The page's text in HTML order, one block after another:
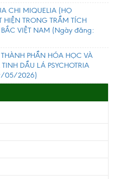
CHI MIQUELIA (HỌ
TRONG TRẦM TÍCH
VIỆT NAM (Ngày đăng:
PHẦN HÓA HỌC VÀ
DẦU LÁ PSYCHOTRIA
05/2026)